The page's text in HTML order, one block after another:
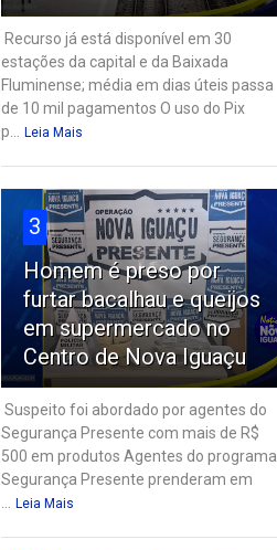
Recurso já está disponível em 30
estações da capital e da Baixada
Fluminense; média em dias úteis passa
de 10 mil pagamentos O uso do Pix
p...
Leia Mais
3
Homem é preso por
furtar bacalhau e queijos
em supermercado no
Centro de Nova Iguaçu
Suspeito foi abordado por agentes do
Segurança Presente com mais de R$
500 em produtos Agentes do programa
Segurança Presente prenderam em
Leia Mais